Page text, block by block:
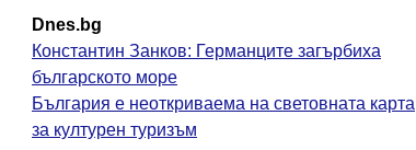
Dnes.bg
Константин Занков: Германците загърбиха
българското море
България е неоткриваема на световната карта
за културен туризъм